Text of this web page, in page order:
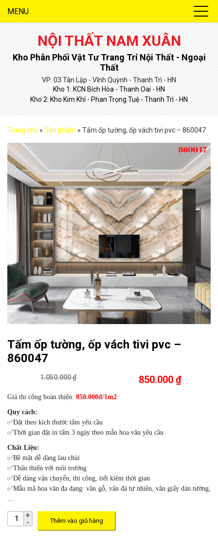
MENU
NỘI THẤT NAM XUÂN
Kho Phân Phối Vật Tư Trang Trí Nội Thất - Ngoại
Thất
VP: 03 Tân Lập - Vĩnh Quỳnh - Thanh Trì - HN
Kho 1: KCN Bích Hòa - Thanh Oai - HN
Kho 2: Kho Kim Khí - Phan Trọng Tuệ - Thanh Trì - HN
Trang chủ » Sản phẩm » Tấm ốp tường, ốp vách tivi pvc – 860047
Tấm ốp tường, ốp vách tivi pvc –
860047
1.050.000 ₫ 850.000 ₫
Giá thi công hoàn thiện: 850.000đ/1m2
Quy cách:
✅Đặt theo kích thước tấm yêu cầu
✅Thời gian đặt in tấm 3 ngày theo mẫu hoa văn yêu cầu
Chất Liệu:
✅Bề mặt dễ dàng lau chùi
✅Thân thiện với môi trường
✅Dễ dàng vận chuyển, thi công, tiết kiệm thời gian
✅Mẫu mã hoa văn đa dạng: vân gỗ, vân đá tự nhiên, vân giấy dán tường,
Thêm vào giỏ hàng